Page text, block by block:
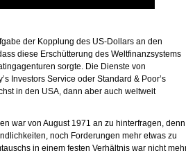
der Kopplung des US-Dollars an den
diese Erschütterung des Weltfinanzsystems
sorgte. Die Dienste von
Investors Service oder Standard & Poor’s
in den USA, dann aber auch weltweit
war von August 1971 an zu hinterfragen, denn
noch Forderungen mehr etwas zu
in einem festen Verhältnis war nicht